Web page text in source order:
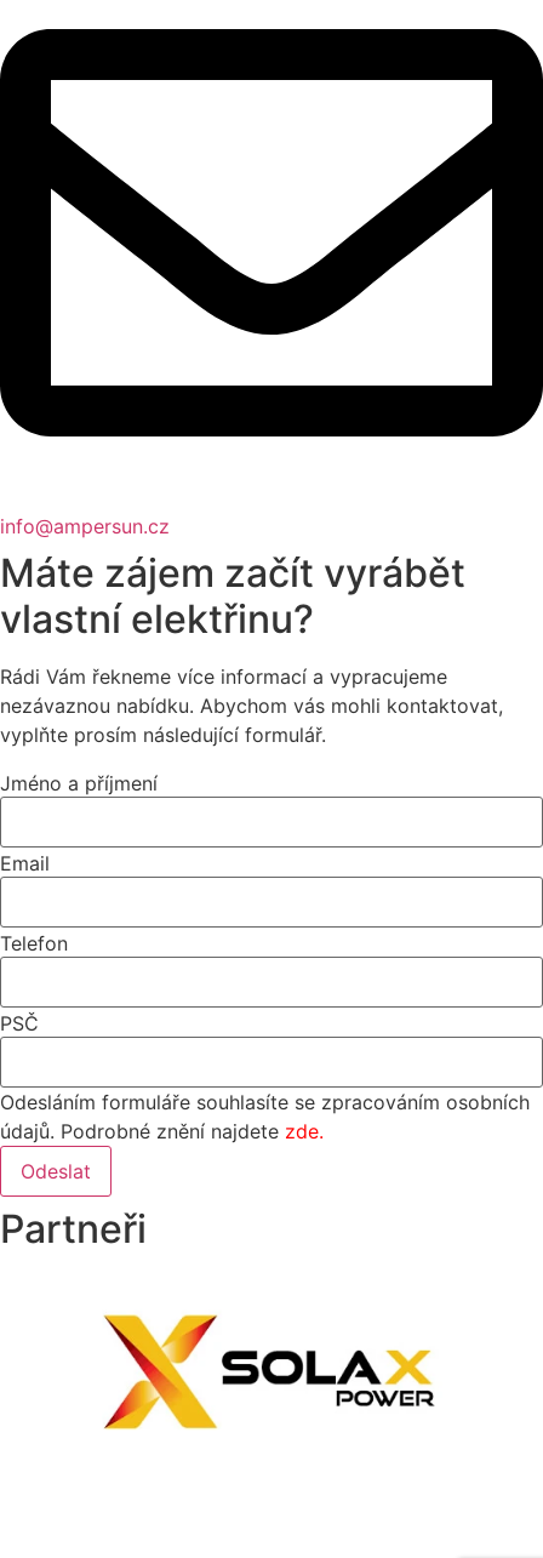
info@ampersun.cz
Máte zájem začít vyrábět
vlastní elektřinu?
Rádi Vám řekneme více informací a vypracujeme
nezávaznou nabídku. Abychom vás mohli kontaktovat,
vyplňte prosím následující formulář.
Jméno a příjmení
Email
Telefon
PSČ
Odesláním formuláře souhlasíte se zpracováním osobních
údajů. Podrobné znění najdete zde.
Odeslat
Partneři